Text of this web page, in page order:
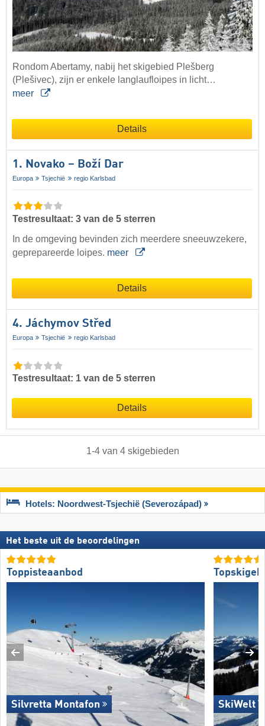
Rondom Abertamy, nabij het skigebied Plešberg
(Plešivec), zijn er enkele langlaufloipes in licht…
meer
Details
1. Novako – Boží Dar
Europa Tsjechië regio Karlsbad
Testresultaat: 3 van de 5 sterren
In de omgeving bevinden zich meerdere sneeuwzekere,
geprepareerde loipes. meer
Details
4. Jáchymov Střed
Europa Tsjechië regio Karlsbad
Testresultaat: 1 van de 5 sterren
Details
1-4van 4 skigebieden
Hotels: Noordwest-Tsjechië (Severozápad)
Het beste uit de beoordelingen
Toppisteaanbod
Silvretta Montafon SkiWelt